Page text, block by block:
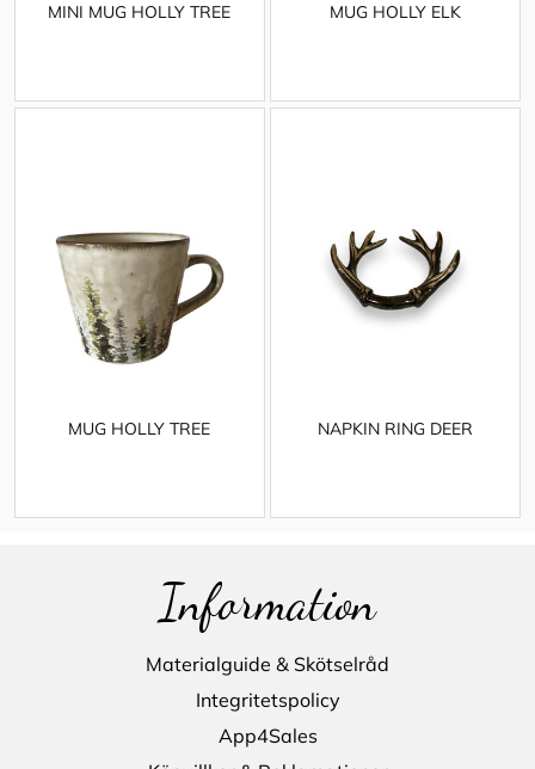
MINI MUG HOLLY TREE MUG HOLLY ELK
MUG HOLLY TREE NAPKIN RING DEER
Information
Materialguide & Skötselråd
Integritetspolicy
App4Sales